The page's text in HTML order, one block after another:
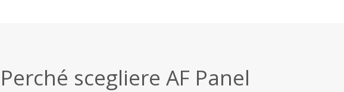
Perché scegliere AF Panel